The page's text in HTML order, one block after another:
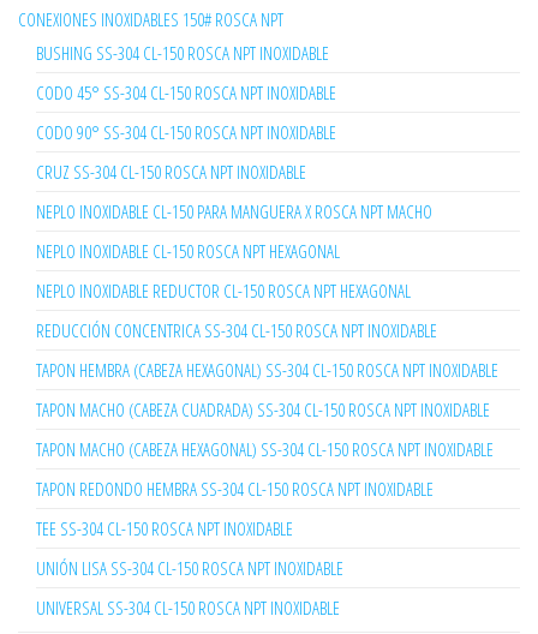
CONEXIONES INOXIDABLES 150# ROSCA NPT
BUSHING SS-304 CL-150 ROSCA NPT INOXIDABLE
CODO 45° SS-304 CL-150 ROSCA NPT INOXIDABLE
CODO 90° SS-304 CL-150 ROSCA NPT INOXIDABLE
CRUZ SS-304 CL-150 ROSCA NPT INOXIDABLE
NEPLO INOXIDABLE CL-150 PARA MANGUERA X ROSCA NPT MACHO
NEPLO INOXIDABLE CL-150 ROSCA NPT HEXAGONAL
NEPLO INOXIDABLE REDUCTOR CL-150 ROSCA NPT HEXAGONAL
REDUCCIÓN CONCENTRICA SS-304 CL-150 ROSCA NPT INOXIDABLE
TAPON HEMBRA (CABEZA HEXAGONAL) SS-304 CL-150 ROSCA NPT INOXIDABLE
TAPON MACHO (CABEZA CUADRADA) SS-304 CL-150 ROSCA NPT INOXIDABLE
TAPON MACHO (CABEZA HEXAGONAL) SS-304 CL-150 ROSCA NPT INOXIDABLE
TAPON REDONDO HEMBRA SS-304 CL-150 ROSCA NPT INOXIDABLE
TEE SS-304 CL-150 ROSCA NPT INOXIDABLE
UNIÓN LISA SS-304 CL-150 ROSCA NPT INOXIDABLE
UNIVERSAL SS-304 CL-150 ROSCA NPT INOXIDABLE